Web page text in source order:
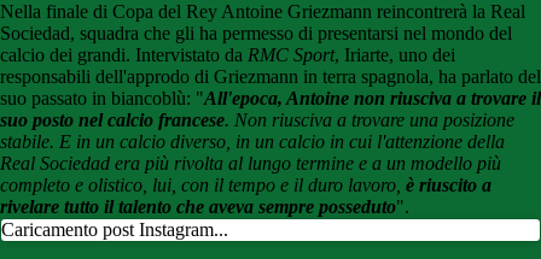
Nella finale di Copa del Rey Antoine Griezmann reincontrerà la Real
Sociedad, squadra che gli ha permesso di presentarsi nel mondo del
calcio dei grandi. Intervistato da RMC Sport, Iriarte, uno dei
responsabili dell'approdo di Griezmann in terra spagnola, ha parlato del
suo passato in biancoblù: "All'epoca, Antoine non riusciva a trovare il
suo posto nel calcio francese. Non riusciva a trovare una posizione
stabile. E in un calcio diverso, in un calcio in cui l'attenzione della
Real Sociedad era più rivolta al lungo termine e a un modello più
completo e olistico, lui, con il tempo e il duro lavoro, è riuscito a
rivelare tutto il talento che aveva sempre posseduto".
Caricamento post Instagram...